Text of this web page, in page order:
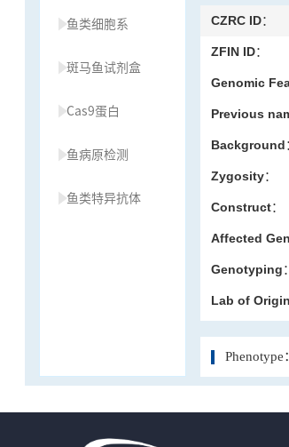
鱼类细胞系
斑马鱼试剂盒
Cas9蛋白
鱼病原检测
鱼类特异抗体
CZRC ID：
ZFIN ID：
Genomic
Previous
Background
Zygosity：
Construct：
Affected
Genotyping：
Lab of Origin
Phenotype：